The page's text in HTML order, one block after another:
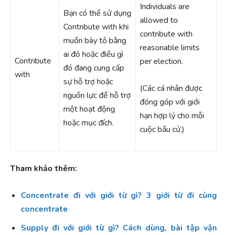
Contribute
with
Bạn có thể sử dụng
Contribute with khi
muốn bày tỏ bằng
ai đó hoặc điều gì
đó đang cung cấp
sự hỗ trợ hoặc
nguồn lực để hỗ trợ
một hoạt động
hoặc mục đích.
Individuals are
allowed to
contribute with
reasonable limits
per election.
(Các cá nhân được
đóng góp với giới
hạn hợp lý cho mỗi
cuộc bầu cử.)
Tham khảo thêm:
Concentrate đi với giới từ gì? 3 giới từ đi cùng
concentrate
Supply đi với giới từ gì? Cách dùng, bài tập vận